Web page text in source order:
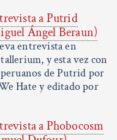
a Putrid
Ángel Beraun)
entrevista en
y esta vez con
de Putrid por
Hate y editado por
a Phobocosm